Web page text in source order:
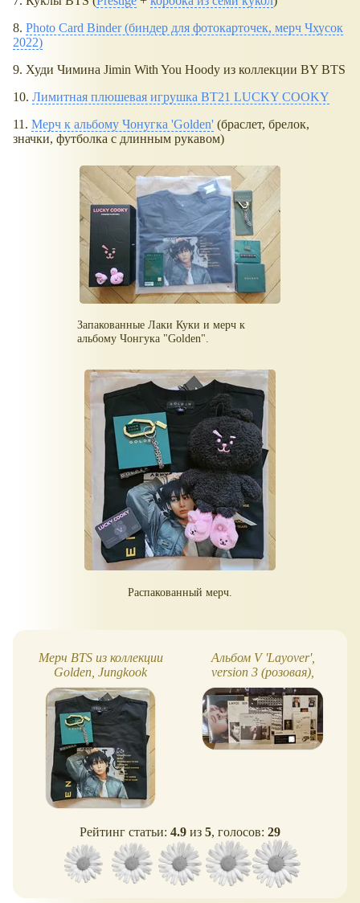
8. Photo Card Binder (биндер для фотокарточек, мерч Чхусок
2022)
9. Худи Чимина Jimin With You Hoody из коллекции BY BTS
10. Лимитная плюшевая игрушка BT21 LUCKY COOKY
11. Мерч к альбому Чонугка 'Golden' (браслет, брелок,
значки, футболка с длинным рукавом)
Запакованные Лаки Куки и мерч к
альбому Чонгука "Golden".
Распакованный мерч.
Мерч BTS из коллекции
Golden, Jungkook
(браслет, брелок, кофта,
значки)
Альбом V 'Layover',
version 3 (розовая),
распаковка
Рейтинг статьи: 4.9 из 5, голосов: 29